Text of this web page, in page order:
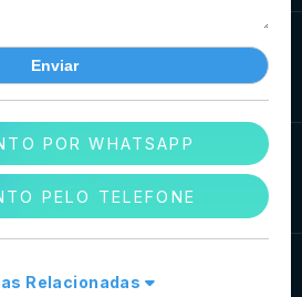
POR WHATSAPP
PELO TELEFONE
Relacionadas